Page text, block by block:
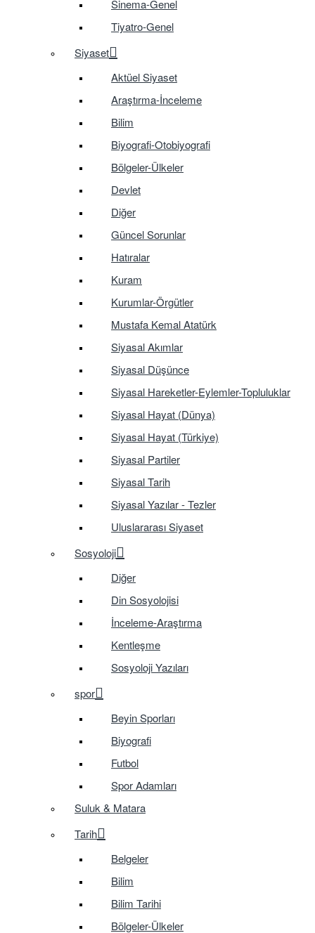
Sinema-Genel
Tiyatro-Genel
Siyaset
Aktüel Siyaset
Araştırma-İnceleme
Bilim
Biyografi-Otobiyografi
Bölgeler-Ülkeler
Devlet
Diğer
Güncel Sorunlar
Hatıralar
Kuram
Kurumlar-Örgütler
Mustafa Kemal Atatürk
Siyasal Akımlar
Siyasal Düşünce
Siyasal Hareketler-Eylemler-Topluluklar
Siyasal Hayat (Dünya)
Siyasal Hayat (Türkiye)
Siyasal Partiler
Siyasal Tarih
Siyasal Yazılar - Tezler
Uluslararası Siyaset
Sosyoloji
Diğer
Din Sosyolojisi
İnceleme-Araştırma
Kentleşme
Sosyoloji Yazıları
spor
Beyin Sporları
Biyografi
Futbol
Spor Adamları
Suluk & Matara
Tarih
Belgeler
Bilim
Bilim Tarihi
Bölgeler-Ülkeler